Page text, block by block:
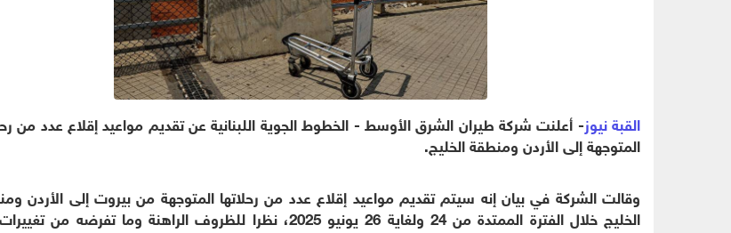
القبة نيوز- أعلنت شركة طيران الشرق الأوسط - الخطوط الجوية اللبنانية عن تقديم مواعيد إقلاع عدد من
المتوجهة إلى الأردن ومنطقة الخليج.
وقالت الشركة في بيان إنه سيتم تقديم مواعيد إقلاع عدد من رحلاتها المتوجهة من بيروت إلى الأردن
الخليج خلال الفترة الممتدة من 24 ولغاية 26 يونيو 2025، نظرا للظروف الراهنة وما تفرضه من